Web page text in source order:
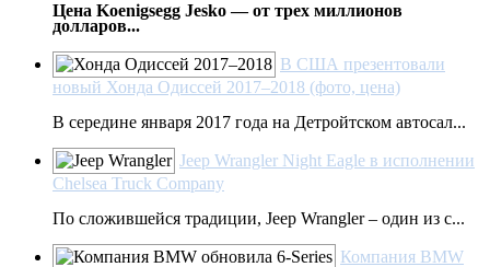
Цена Koenigsegg Jesko — от трех миллионов
долларов...
В США презентовали
новый Хонда Одиссей 2017–2018 (фото, цена)
В середине января 2017 года на Детройтском автосал...
Jeep Wrangler Night Eagle в исполнении
Chelsea Truck Company
По сложившейся традиции, Jeep Wrangler – один из с...
Компания BMW